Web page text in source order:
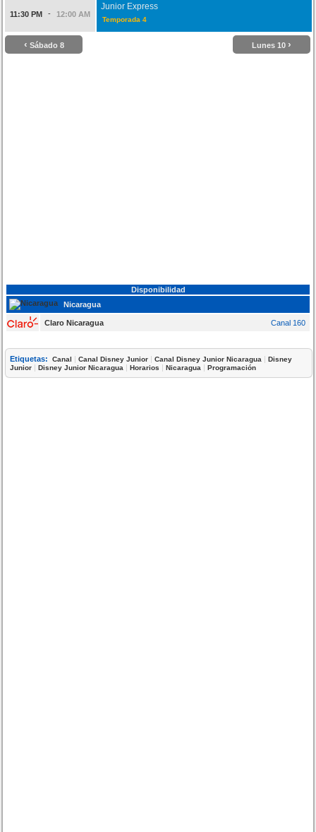
11:30 PM - 12:00 AM
Junior Express
Temporada 4
‹ Sábado 8 Lunes 10 ›
Disponibilidad
Nicaragua
Claro Nicaragua Canal 160
Etiquetas: Canal |Canal Disney Junior |Canal Disney Junior Nicaragua |Disney
Junior |Disney Junior Nicaragua |Horarios |Nicaragua |Programación